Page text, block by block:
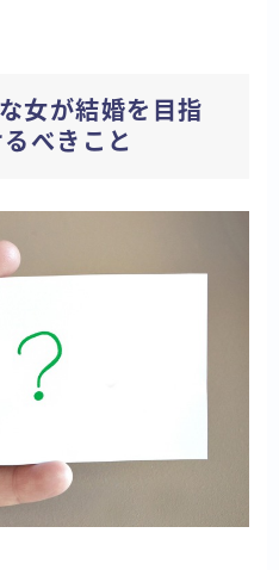
女が結婚を目指
べきこと